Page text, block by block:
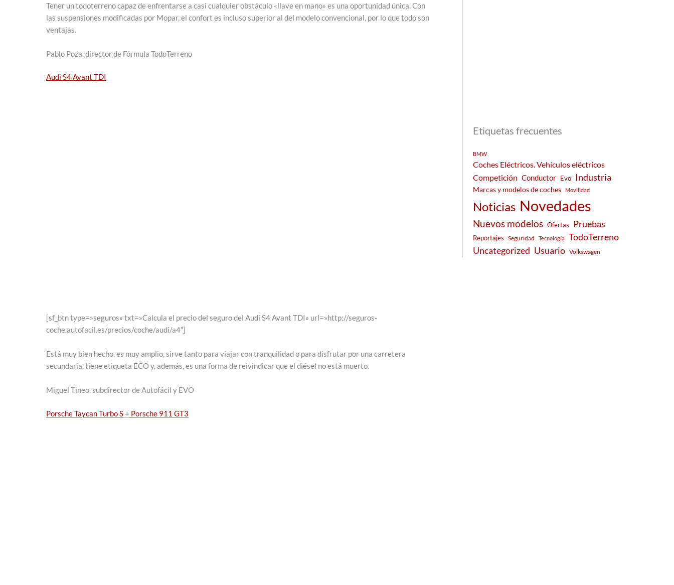
Tener un todoterreno capaz de enfrentarse a casi cualquier obstáculo «llave en mano» es una oportunidad única. Con
las suspensiones modificadas por Mopar, el confort es incluso superior al del modelo convencional, por lo que todo son
ventajas.
Pablo Poza, director de Fórmula TodoTerreno
Audi S4 Avant TDI
[sf_btn type=»seguros» txt=»Calcula el precio del seguro del Audi S4 Avant TDI» url=»http://seguros-
coche.autofacil.es/precios/coche/audi/a4″]
Está muy bien hecho, es muy amplio, sirve tanto para viajar con tranquilidad o para disfrutar por una carretera
secundaria, tiene etiqueta ECO y, además, es una forma de reivindicar que el diésel no está muerto.
Miguel Tineo, subdirector de Autofácil y EVO
Porsche Taycan Turbo S+ Porsche 911 GT3
Etiquetas frecuentes
BMW
Coches Eléctricos. Vehículos eléctricos
Competición Conductor Evo Industria
Marcas y modelos de coches Movilidad
Noticias Novedades
Nuevos modelos Ofertas Pruebas
Reportajes Seguridad Tecnología
TodoTerreno
Uncategorized Usuario Volkswagen